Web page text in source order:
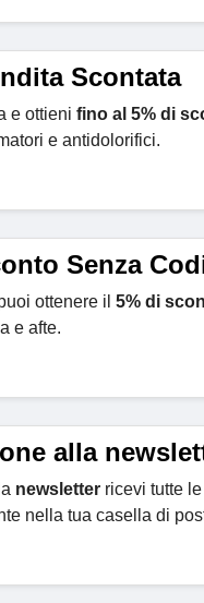
Scontata
e ottieni fino al 5% di
e antidolorifici.
Senza
ottenere il 5% di
e afte.
alla
newsletterricevi tutte le
nella tua casella di